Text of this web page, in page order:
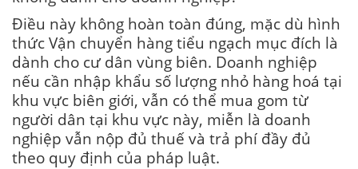
Điều này không hoàn toàn đúng, mặc dù hình
thức Vận chuyển hàng tiểu ngạch mục đích là
dành cho cư dân vùng biên. Doanh nghiệp
nếu cần nhập khẩu số lượng nhỏ hàng hoá tại
khu vực biên giới, vẫn có thể mua gom từ
người dân tại khu vực này, miễn là doanh
nghiệp vẫn nộp đủ thuế và trả phí đầy đủ
theo quy định của pháp luật.